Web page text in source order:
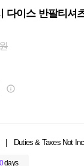
다이스 반팔티셔
Duties & Taxes Not
days